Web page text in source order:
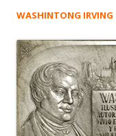
WASHINTONG IRVING